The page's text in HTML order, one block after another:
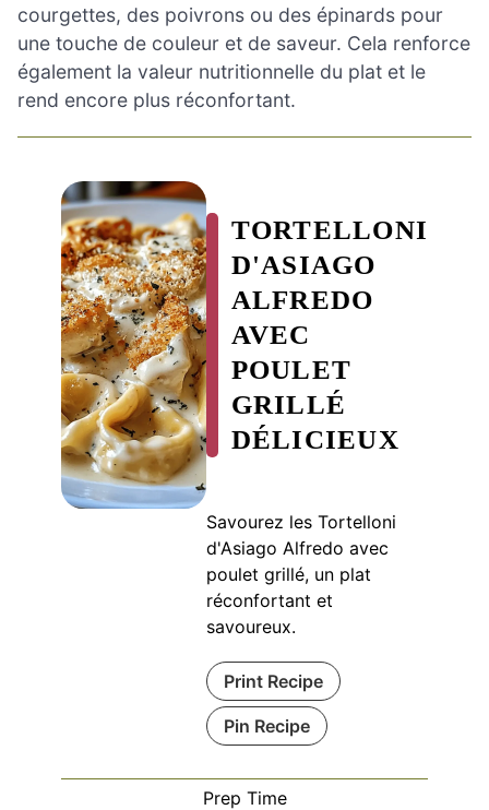
courgettes, des poivrons ou des épinards pour
une touche de couleur et de saveur. Cela renforce
également la valeur nutritionnelle du plat et le
rend encore plus réconfortant.
TORTELLONI
D'ASIAGO
ALFREDO
AVEC
POULET
GRILLÉ
DÉLICIEUX
Savourez les Tortelloni
d'Asiago Alfredo avec
poulet grillé, un plat
réconfortant et
savoureux.
Print Recipe
Pin Recipe
Prep Time